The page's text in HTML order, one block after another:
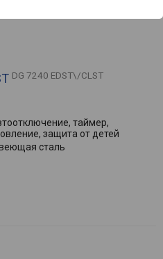
DG 7240 EDST\/CLST
таймер,
защита от детей
сталь